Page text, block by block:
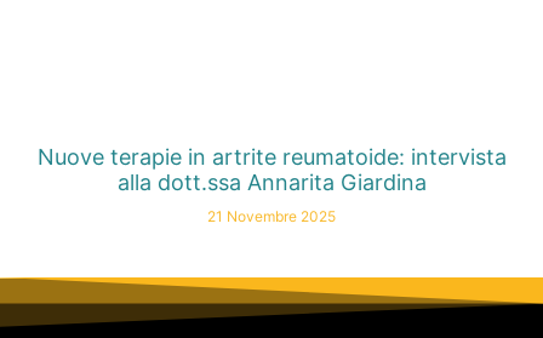
Nuove terapie in artrite reumatoide: intervista
alla dott.ssa Annarita Giardina
21 Novembre 2025